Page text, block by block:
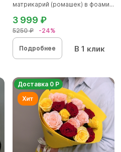
матрикарий (ромашек) в фоами...
5250 ₽ -24%
3 999 ₽
Подробнее В 1 клик
Доставка 0 Р